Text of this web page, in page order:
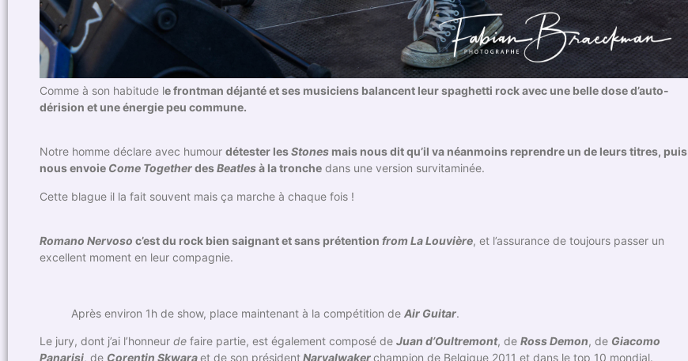
Comme à son habitude le frontman déjanté et ses musiciens balancent leur spaghetti rock avec une belle dose d’auto-
dérision et une énergie peu commune.
Notre homme déclare avec humour détester lesStones mais nous dit qu’il va néanmoins reprendre un de leurs titres, puis
nous envoie Come TogetherdesBeatlesà la tronche dans une version survitaminée.
Cette blague il la fait souvent mais ça marche à chaque fois !
Romano Nervoso c’est du rock bien saignant et sans prétention from La Louvière, et l’assurance de toujours passer un
excellent moment en leur compagnie.
Après environ 1h de show, place maintenant à la compétition de Air Guitar.
Le jury, dont j’ai l’honneur de faire partie, est également composé de Juan d’Oultremont, de Ross Demon, de Giacomo
Panarisi, de Corentin Skwaraet de son présidentNarvalwakerchampion de Belgique 2011 et dans le top 10 mondial.